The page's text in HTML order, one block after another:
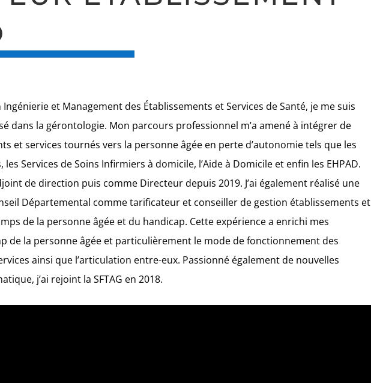
et Management des Établissements et Services de Santé, je me suis
dans la gérontologie. Mon parcours professionnel m’a amené à intégrer de
et services tournés vers la personne âgée en perte d’autonomie tels que les
Services de Soins Infirmiers à domicile, l’Aide à Domicile et enfin les EHPAD.
de direction puis comme Directeur depuis 2019. J’ai également réalisé une
Départemental comme tarificateur et conseiller de gestion établissements et
de la personne âgée et du handicap. Cette expérience a enrichi mes
de la personne âgée et particulièrement le mode de fonctionnement des
ainsi que l’articulation entre-eux. Passionné également de nouvelles
j’ai rejoint la SFTAG en 2018.